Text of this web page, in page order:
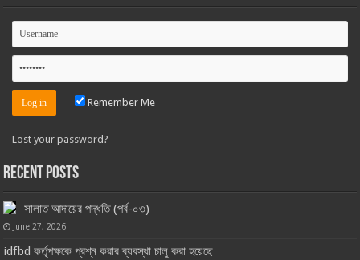
Remember Me
Lost your password?
Recent Posts
সালাত আদায়ের পদ্ধতি (পর্ব-০৩)
June 27, 2026
idfbd কর্তৃপক্ষকে প্রশ্ন করার ব্যবস্থা চালু করা হয়েছে